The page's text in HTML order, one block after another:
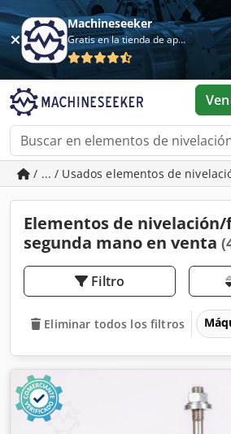
Machineseeker
Gratis en la tienda de aplicaciones
/ ... / Usados elementos de
Elementos de
segunda mano en venta
Filtro
Eliminar todos los filtros